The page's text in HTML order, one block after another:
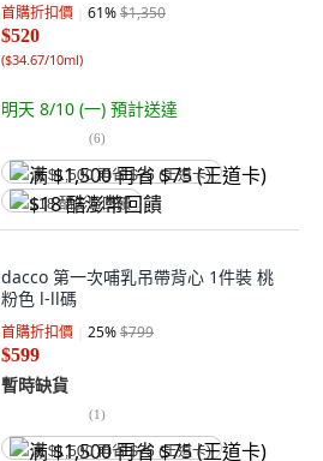
首購折扣價 61%$1,350
$520
($34.67/10ml)
明天 8/10 (一) 預計送達
(6)
满 $1,500 再省 $75 (王道卡)
$18 酷澎幣回饋
dacco 第一次哺乳吊帶背心 1件裝 桃
粉色 l-ll碼
首購折扣價 25%$799
$599
暫時缺貨
(1)
满 $1,500 再省 $75 (王道卡)